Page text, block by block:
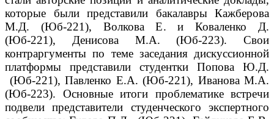
которые были представили бакалавры Кажберова
М.Д. (Юб-221), Волкова Е. и Коваленко Д.
(Юб-221), Денисова М.А. (Юб-223). Свои
контраргументы по теме заседания дискуссионной
платформы представили студентки Попова Ю.Д.
(Юб-221), Павленко Е.А. (Юб-221), Иванова М.А.
(Юб-223). Основные итоги проблематике встречи
подвели представители студенческого экспертного